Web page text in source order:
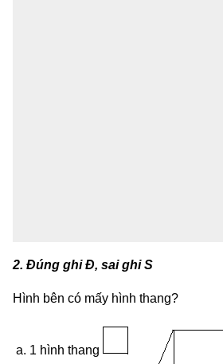
2. Đúng ghi Đ, sai ghi S
Hình bên có mấy hình thang?
a. 1 hình thang